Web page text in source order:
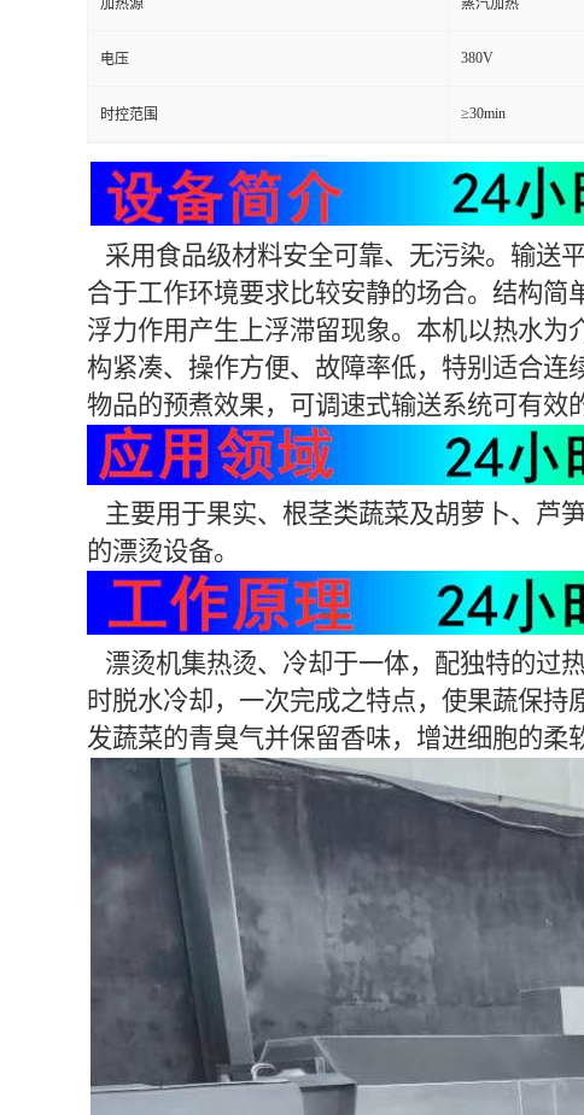
加热源 蒸汽加热
电压 380V
时控范围 ≥30min
采用食品级材料安全可靠、无污染。输送
合于工作环境要求比较安静的场合。结构
浮力作用产生上浮滞留现象。本机以热水
构紧凑、操作方便、故障率低，特别适合
物品的预煮效果，可调速式输送系统可有效
主要用于果实、根茎类蔬菜及胡萝卜、芦
的漂烫设备。
漂烫机集热烫、冷却于一体，配独特的过
时脱水冷却，一次完成之特点，使果蔬保
发蔬菜的青臭气并保留香味，增进细胞的柔